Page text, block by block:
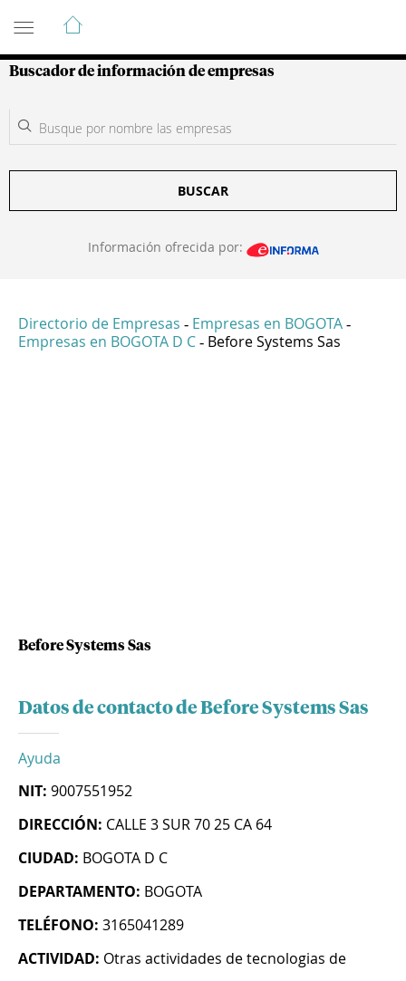
Guía de Empresas Colombianas
Buscador de información de empresas
BUSCAR
Información ofrecida por:
Directorio de Empresas - Empresas en BOGOTA -
Empresas en BOGOTA D C - Before Systems Sas
Before Systems Sas
Datos de contacto de Before Systems Sas
Ayuda
NIT: 9007551952
DIRECCIÓN: CALLE 3 SUR 70 25 CA 64
CIUDAD: BOGOTA D C
DEPARTAMENTO: BOGOTA
TELÉFONO: 3165041289
ACTIVIDAD: Otras actividades de tecnologias de